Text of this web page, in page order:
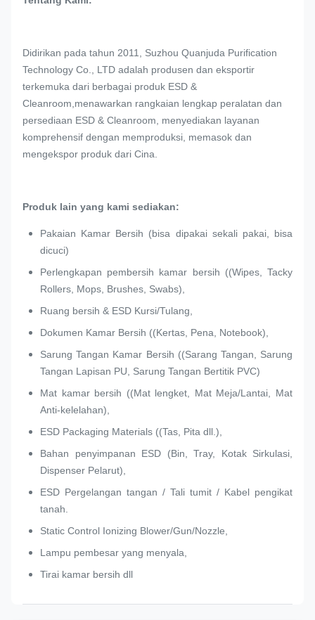
Didirikan pada tahun 2011, Suzhou Quanjuda Purification
Technology Co., LTD adalah produsen dan eksportir
terkemuka dari berbagai produk ESD &
Cleanroom,menawarkan rangkaian lengkap peralatan dan
persediaan ESD & Cleanroom, menyediakan layanan
komprehensif dengan memproduksi, memasok dan
mengekspor produk dari Cina.
Produk lain yang kami sediakan:
Pakaian Kamar Bersih (bisa dipakai sekali pakai, bisa
dicuci)
Perlengkapan pembersih kamar bersih ((Wipes, Tacky
Rollers, Mops, Brushes, Swabs),
Ruang bersih & ESD Kursi/Tulang,
Dokumen Kamar Bersih ((Kertas, Pena, Notebook),
Sarung Tangan Kamar Bersih ((Sarang Tangan, Sarung
Tangan Lapisan PU, Sarung Tangan Bertitik PVC)
Mat kamar bersih ((Mat lengket, Mat Meja/Lantai, Mat
Anti-kelelahan),
ESD Packaging Materials ((Tas, Pita dll.),
Bahan penyimpanan ESD (Bin, Tray, Kotak Sirkulasi,
Dispenser Pelarut),
ESD Pergelangan tangan / Tali tumit / Kabel pengikat
tanah.
Static Control Ionizing Blower/Gun/Nozzle,
Lampu pembesar yang menyala,
Tirai kamar bersih dll